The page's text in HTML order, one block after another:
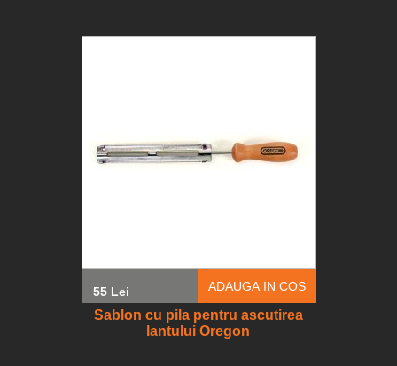
55 Lei ADAUGA IN COS
Sablon cu pila pentru ascutirea
lantului Oregon